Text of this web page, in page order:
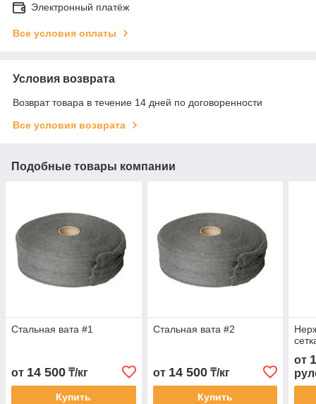
Электронный платёж
Все условия оплаты
Условия возврата
Возврат товара в течение 14 дней по договоренности
Все условия возврата
Подобные товары компании
Стальная вата #1
от 14 500 ₸/кг
Купить
Стальная вата #2
от 14 500₸/кг
Купить
от